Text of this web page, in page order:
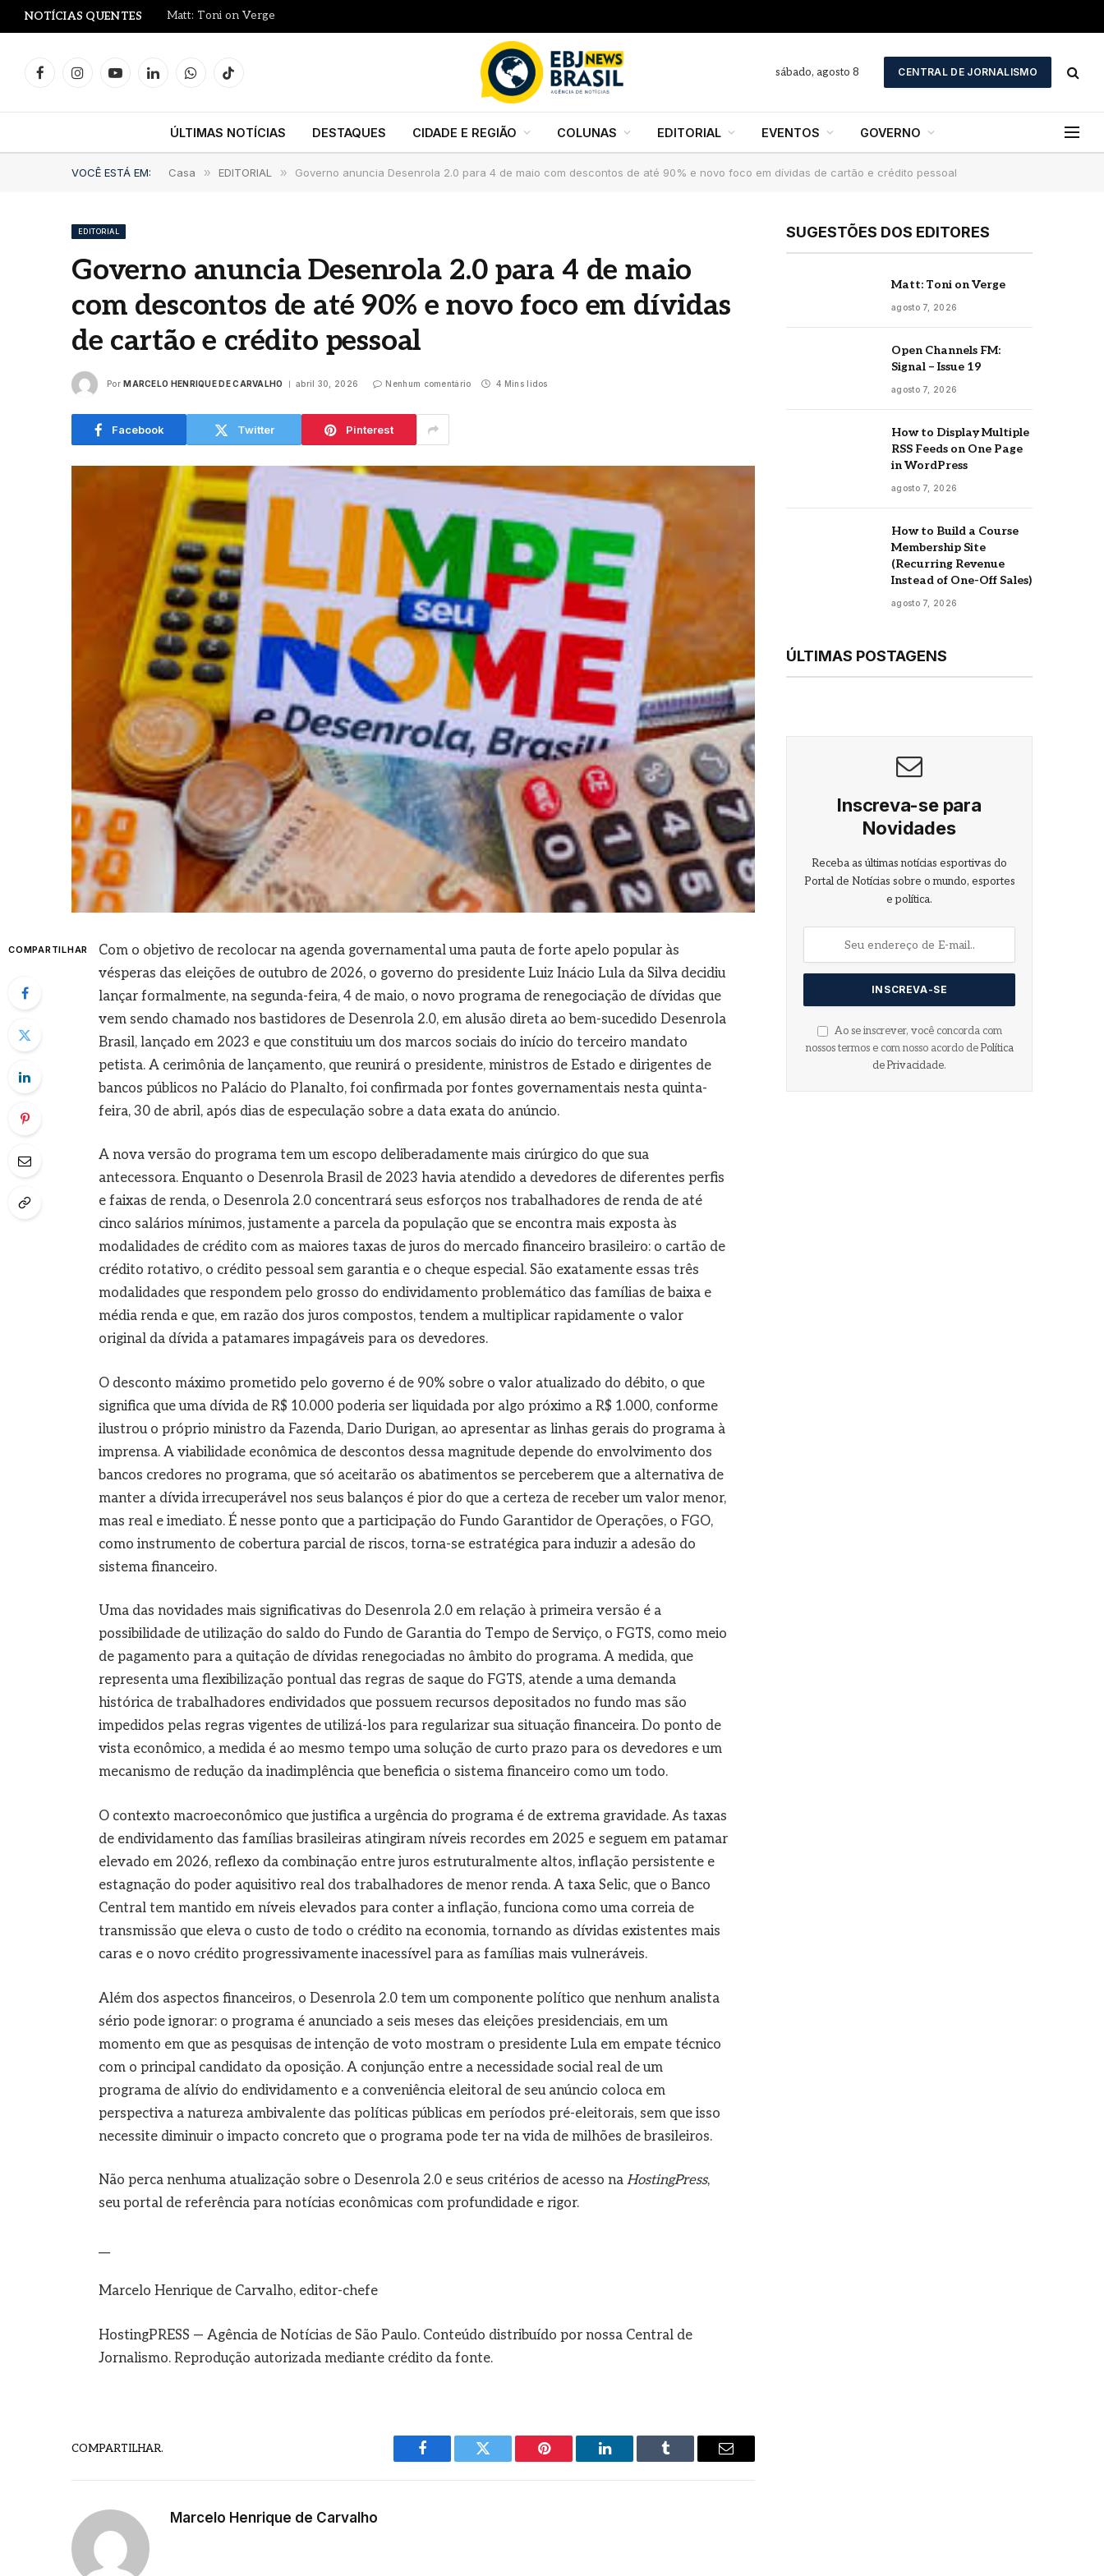
NOTÍCIAS QUENTES Matt: Toni on Verge
FacebookInstagramYouTubeLinkedInWhatsAppTikTok
sábado, agosto 8 CENTRAL DE JORNALISMO
ÚLTIMAS NOTÍCIAS DESTAQUES CIDADE E REGIÃO COLUNAS EDITORIAL EVENTOS GOVERNO
VOCÊ ESTÁ EM: Casa » EDITORIAL » Governo anuncia Desenrola 2.0 para 4 de maio com descontos de até 90% e novo foco em dívidas de cartão e crédito pessoal
EDITORIAL
Governo anuncia Desenrola 2.0 para 4 de maio
com descontos de até 90% e novo foco em dívidas
de cartão e crédito pessoal
Por MARCELO HENRIQUE DE CARVALHO abril 30, 2026 Nenhum comentário 4 Mins lidos
Facebook Twitter Pinterest
COMPARTILHAR
Com o objetivo de recolocar na agenda governamental uma pauta de forte apelo popular às
vésperas das eleições de outubro de 2026, o governo do presidente Luiz Inácio Lula da Silva decidiu
lançar formalmente, na segunda-feira, 4 de maio, o novo programa de renegociação de dívidas que
vem sendo chamado nos bastidores de Desenrola 2.0, em alusão direta ao bem-sucedido Desenrola
Brasil, lançado em 2023 e que constituiu um dos marcos sociais do início do terceiro mandato
petista. A cerimônia de lançamento, que reunirá o presidente, ministros de Estado e dirigentes de
bancos públicos no Palácio do Planalto, foi confirmada por fontes governamentais nesta quinta-
feira, 30 de abril, após dias de especulação sobre a data exata do anúncio.
A nova versão do programa tem um escopo deliberadamente mais cirúrgico do que sua
antecessora. Enquanto o Desenrola Brasil de 2023 havia atendido a devedores de diferentes perfis
e faixas de renda, o Desenrola 2.0 concentrará seus esforços nos trabalhadores de renda de até
cinco salários mínimos, justamente a parcela da população que se encontra mais exposta às
modalidades de crédito com as maiores taxas de juros do mercado financeiro brasileiro: o cartão de
crédito rotativo, o crédito pessoal sem garantia e o cheque especial. São exatamente essas três
modalidades que respondem pelo grosso do endividamento problemático das famílias de baixa e
média renda e que, em razão dos juros compostos, tendem a multiplicar rapidamente o valor
original da dívida a patamares impagáveis para os devedores.
O desconto máximo prometido pelo governo é de 90% sobre o valor atualizado do débito, o que
significa que uma dívida de R$ 10.000 poderia ser liquidada por algo próximo a R$ 1.000, conforme
ilustrou o próprio ministro da Fazenda, Dario Durigan, ao apresentar as linhas gerais do programa à
imprensa. A viabilidade econômica de descontos dessa magnitude depende do envolvimento dos
bancos credores no programa, que só aceitarão os abatimentos se perceberem que a alternativa de
manter a dívida irrecuperável nos seus balanços é pior do que a certeza de receber um valor menor,
mas real e imediato. É nesse ponto que a participação do Fundo Garantidor de Operações, o FGO,
como instrumento de cobertura parcial de riscos, torna-se estratégica para induzir a adesão do
sistema financeiro.
Uma das novidades mais significativas do Desenrola 2.0 em relação à primeira versão é a
possibilidade de utilização do saldo do Fundo de Garantia do Tempo de Serviço, o FGTS, como meio
de pagamento para a quitação de dívidas renegociadas no âmbito do programa. A medida, que
representa uma flexibilização pontual das regras de saque do FGTS, atende a uma demanda
histórica de trabalhadores endividados que possuem recursos depositados no fundo mas são
impedidos pelas regras vigentes de utilizá-los para regularizar sua situação financeira. Do ponto de
vista econômico, a medida é ao mesmo tempo uma solução de curto prazo para os devedores e um
mecanismo de redução da inadimplência que beneficia o sistema financeiro como um todo.
O contexto macroeconômico que justifica a urgência do programa é de extrema gravidade. As taxas
de endividamento das famílias brasileiras atingiram níveis recordes em 2025 e seguem em patamar
elevado em 2026, reflexo da combinação entre juros estruturalmente altos, inflação persistente e
estagnação do poder aquisitivo real dos trabalhadores de menor renda. A taxa Selic, que o Banco
Central tem mantido em níveis elevados para conter a inflação, funciona como uma correia de
transmissão que eleva o custo de todo o crédito na economia, tornando as dívidas existentes mais
caras e o novo crédito progressivamente inacessível para as famílias mais vulneráveis.
Além dos aspectos financeiros, o Desenrola 2.0 tem um componente político que nenhum analista
sério pode ignorar: o programa é anunciado a seis meses das eleições presidenciais, em um
momento em que as pesquisas de intenção de voto mostram o presidente Lula em empate técnico
com o principal candidato da oposição. A conjunção entre a necessidade social real de um
programa de alívio do endividamento e a conveniência eleitoral de seu anúncio coloca em
perspectiva a natureza ambivalente das políticas públicas em períodos pré-eleitorais, sem que isso
necessite diminuir o impacto concreto que o programa pode ter na vida de milhões de brasileiros.
Não perca nenhuma atualização sobre o Desenrola 2.0 e seus critérios de acesso na HostingPress,
seu portal de referência para notícias econômicas com profundidade e rigor.
Marcelo Henrique de Carvalho, editor-chefe
HostingPRESS — Agência de Notícias de São Paulo. Conteúdo distribuído por nossa Central de
Jornalismo. Reprodução autorizada mediante crédito da fonte.
COMPARTILHAR.
Facebook Twitter Pinterest LinkedIn Tumblr
E-
Marcelo Henrique de Carvalho
SUGESTÕES DOS EDITORES
Matt: Toni on Verge
agosto 7, 2026
Open Channels FM:
Signal – Issue 19
agosto 7, 2026
How to Display Multiple
RSS Feeds on One Page
in WordPress
agosto 7, 2026
How to Build a Course
Membership Site
(Recurring Revenue
Instead of One-Off Sales)
agosto 7, 2026
ÚLTIMAS POSTAGENS
Inscreva-se para
Novidades
Receba as últimas notícias esportivas do
Portal de Notícias sobre o mundo, esportes
e política.
Ao se inscrever, você concorda com
nossos termos e com nosso acordo de Política
de Privacidade.